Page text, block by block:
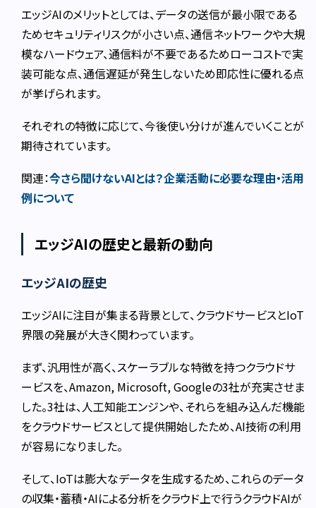
エッジAIのメリットとしては、データの送信が最小限である
ためセキュリティリスクが小さい点、通信ネットワークや大規
模なハードウェア、通信料が不要であるためローコストで実
装可能な点、通信遅延が発生しないため即応性に優れる点
が挙げられます。
それぞれの特徴に応じて、今後使い分けが進んでいくことが
期待されています。
関連：今さら聞けないAIとは？企業活動に必要な理由・活用
例について
エッジAIの歴史と最新の動向
エッジAIの歴史
エッジAIに注目が集まる背景として、クラウドサービスとIoT
界隈の発展が大きく関わっています。
まず、汎用性が高く、スケーラブルな特徴を持つクラウドサ
ービスを、Amazon, Microsoft, Googleの3社が充実させま
した。3社は、人工知能エンジンや、それらを組み込んだ機能
をクラウドサービスとして提供開始したため、AI技術の利用
が容易になりました。
そして、IoTは膨大なデータを生成するため、これらのデータ
の収集・蓄積・AIによる分析をクラウド上で行うクラウドAIが